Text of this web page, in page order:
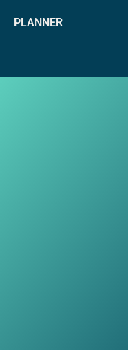
PLANNER